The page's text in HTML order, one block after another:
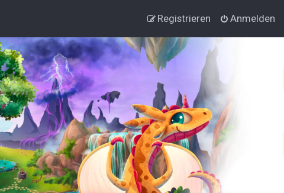
Anmelden
Registrieren